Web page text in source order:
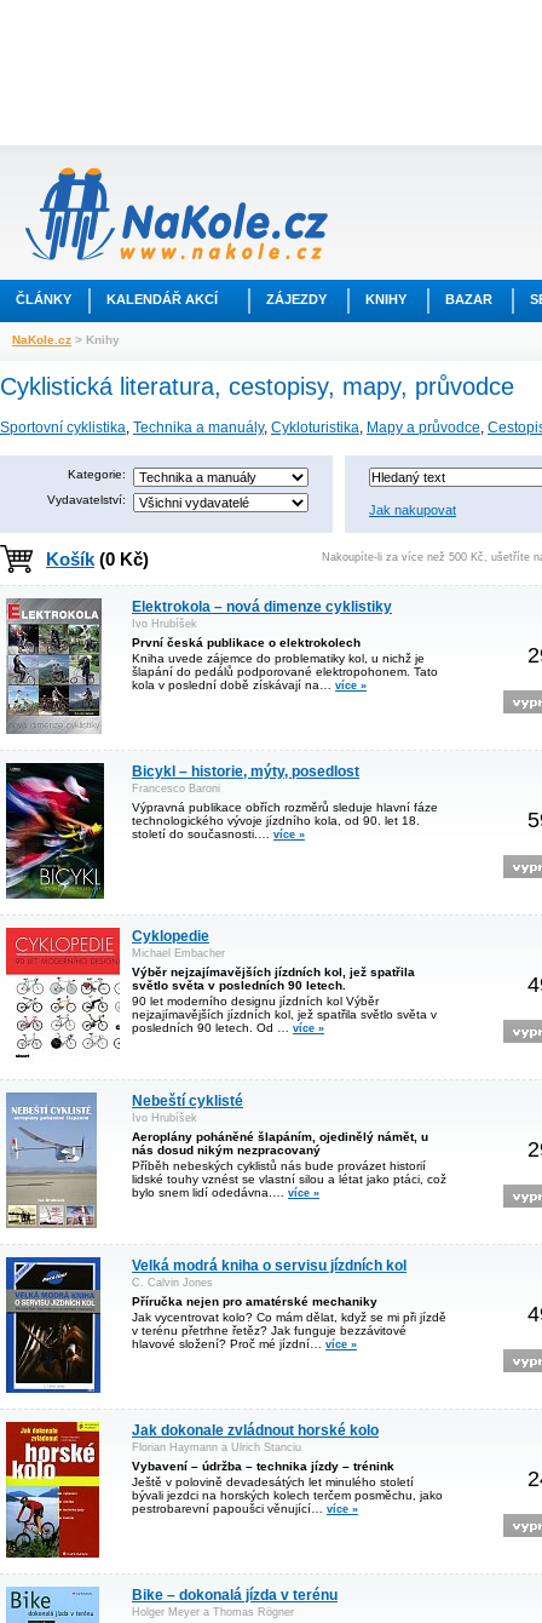
ČLÁNKY KALENDÁŘ AKCÍ ZÁJEZDY KNIHY BAZAR
NaKole.cz > Knihy
Cyklistická literatura, cestopisy, mapy, průvodce
Sportovní cyklistika, Technika a manuály, Cykloturistika, Mapy a průvodce,
Kategorie:
Vydavatelství:
Jak nakupovat
Košík (0 Kč) Nakoupíte-li za více než 500 Kč, ušetříte
Elektrokola – nová dimenze cyklistiky
Ivo Hrubíšek
První česká publikace o elektrokolech
Kniha uvede zájemce do problematiky kol, u nichž je
šlapání do pedálů podporované elektropohonem. Tato
kola v poslední době získávají na… více »
Bicykl – historie, mýty, posedlost
Francesco Baroni
Výpravná publikace obřích rozměrů sleduje hlavní fáze
technologického vývoje jízdního kola, od 90. let 18.
století do současnosti.… více »
Cyklopedie
Michael Embacher
Výběr nejzajímavějších jízdních kol, jež spatřila
světlo světa v posledních 90 letech.
90 let moderního designu jízdních kol Výběr
nejzajímavějších jízdních kol, jež spatřila světlo světa v
posledních 90 letech. Od … více »
Nebeští cyklisté
Ivo Hrubíšek
Aeroplány poháněné šlapáním, ojedinělý námět, u
nás dosud nikým nezpracovaný
Příběh nebeských cyklistů nás bude provázet historií
lidské touhy vznést se vlastní silou a létat jako ptáci, což
bylo snem lidí odedávna.… více »
Velká modrá kniha o servisu jízdních kol
C. Calvin Jones
Příručka nejen pro amatérské mechaniky
Jak vycentrovat kolo? Co mám dělat, když se mi při jízdě
v terénu přetrhne řetěz? Jak funguje bezzávitové
hlavové složení? Proč mé jízdní… více »
Jak dokonale zvládnout horské kolo
Florian Haymann a Ulrich Stanciu
Vybavení – údržba – technika jízdy – trénink
Ještě v polovině devadesátých let minulého století
bývali jezdci na horských kolech terčem posměchu, jako
pestrobarevní papoušci věnující… více »
Bike – dokonalá jízda v terénu
Holger Meyer a Thomas Rögner